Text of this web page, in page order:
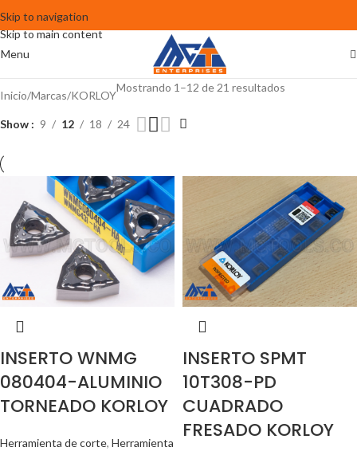
Skip to navigation
Skip to main content
Menu
Inicio Marcas KORLOY
Mostrando 1–12 de 21 resultados
Show 9 12 18 24
INSERTO WNMG
080404-ALUMINIO
TORNEADO KORLOY
Herramienta de corte, Herramienta
INSERTO SPMT
10T308-PD
CUADRADO
FRESADO KORLOY